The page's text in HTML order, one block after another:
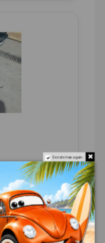
Do not show again.